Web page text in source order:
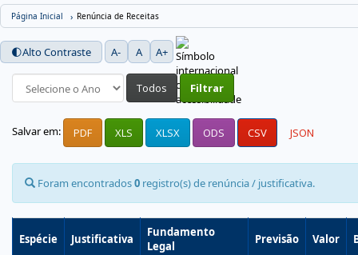
Página Inicial Renúncia de Receitas
🌓Alto Contraste A- A A+
Todos Filtrar
Salvar em: PDF XLS XLSX ODS CSV JSON
Foram encontrados0 registro(s) de renúncia / justificativa.
Espécie Justificativa
Fundamento
Legal
Previsão Valor